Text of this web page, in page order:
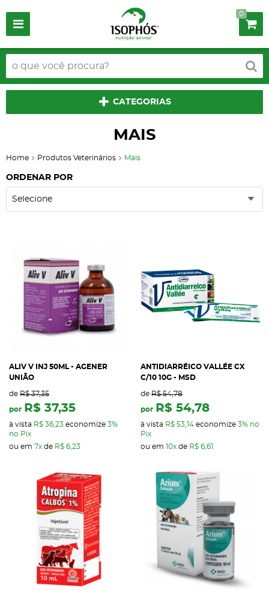
0
CATEGORIAS
MAIS
Home Produtos Veterinários Mais
ORDENAR POR
Selecione
ALIV V INJ 50ML - AGENER
UNIÃO
de R$ 37,35
por R$ 37,35
à vista R$ 36,23 economize 3%
no Pix
ou em 7x de R$ 6,23
ANTIDIARRÉICO VALLÉE CX
C/10 10G - MSD
de R$ 54,78
por R$ 54,78
à vista R$ 53,14 economize 3% no
Pix
ou em 10x de R$ 6,61